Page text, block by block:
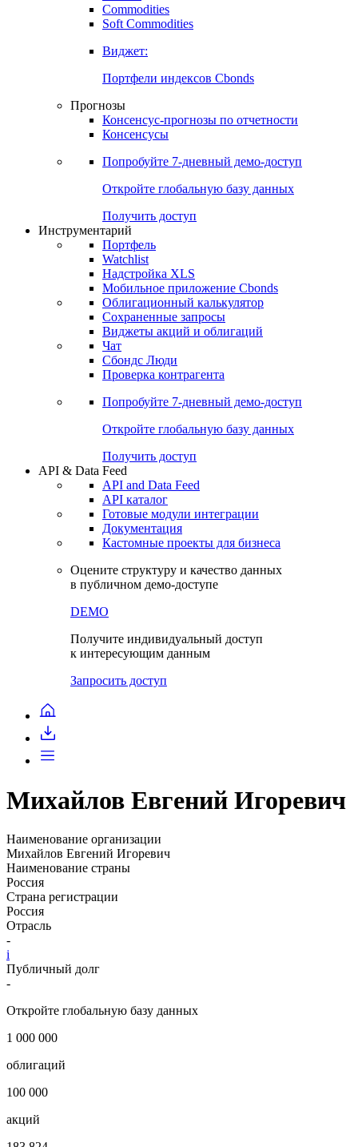
Commodities
Золото
Бензин
Soft Commodities
Виджет:
Портфели индексов Cbonds
Прогнозы
Консенсусы
Попробуйте7-дневный
Откройте глобальную базу данных
Получить доступ
Инструментарий
Портфель
Watchlist
Надстройка XLS
Мобильное приложение Cbonds
Облигационный калькулятор
Сохраненные запросы
Чат
Проверка контрагента
Попробуйте7-дневный
Откройте глобальную базу данных
Получить доступ
API & Data Feed
API and Data Feed
Готовые модули интеграции
Документация
в публичном демо-доступе
Михайлов Евгений Игоревич
Наименование организации
Михайлов Евгений Игоревич
Наименование страны
Страна регистрации
Россия
i
-
Откройте глобальную базу данных
1 000 000
облигаций